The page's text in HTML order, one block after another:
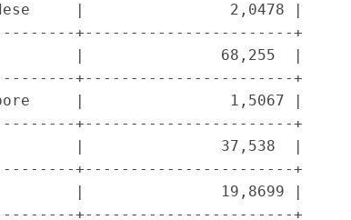
|                2,0478 |
+-----------------------+
|               68,255  |
+-----------------------+
|                1,5067 |
+-----------------------+
|               37,538  |
+-----------------------+
|               19,8699 |
+-----------------------+